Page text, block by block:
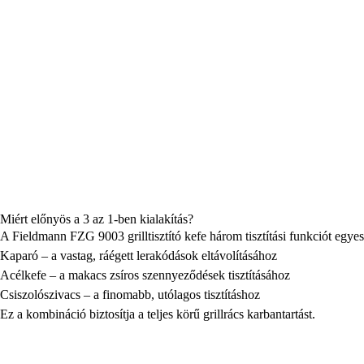
Miért előnyös a 3 az 1-ben kialakítás?
A Fieldmann FZG 9003 grilltisztító kefe három tisztítási funkciót
Kaparó – a vastag, ráégett lerakódások eltávolításához
Acélkefe – a makacs zsíros szennyeződések tisztításához
Csiszolószivacs – a finomabb, utólagos tisztításhoz
Ez a kombináció biztosítja a teljes körű grillrács karbantartást.